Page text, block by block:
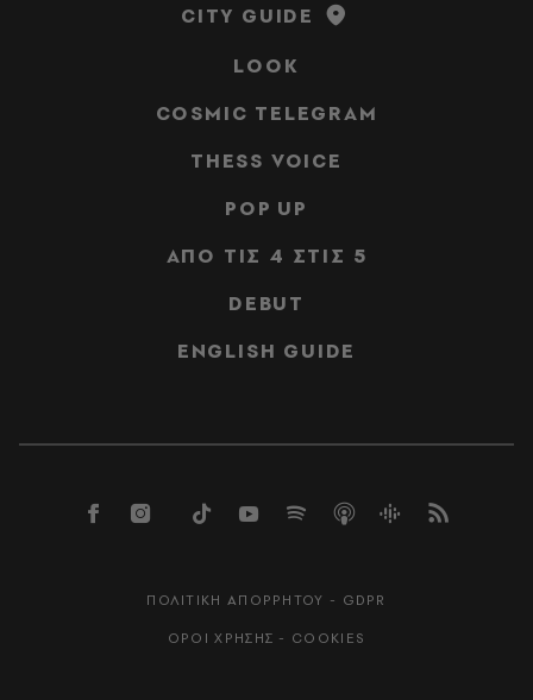
CITY GUIDE
LOOK
COSMIC TELEGRAM
THESS VOICE
POP UP
ΑΠΟ ΤΙΣ 4 ΣΤΙΣ 5
DEBUT
ENGLISH GUIDE
ΠΟΛΙΤΙΚΗ ΑΠΟΡΡΗΤΟΥ - GDPR
ΟΡΟΙ ΧΡΗΣΗΣ - COOKIES